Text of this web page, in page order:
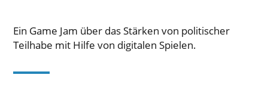
Ein Game Jam über das Stärken von politischer
Teilhabe mit Hilfe von digitalen Spielen.